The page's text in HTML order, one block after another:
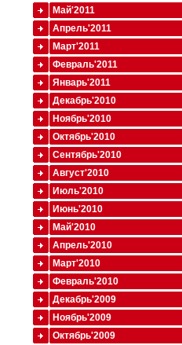
Май'2011
Апрель'2011
Март'2011
Февраль'2011
Январь'2011
Декабрь'2010
Ноябрь'2010
Октябрь'2010
Сентябрь'2010
Август'2010
Июль'2010
Июнь'2010
Май'2010
Апрель'2010
Март'2010
Февраль'2010
Декабрь'2009
Ноябрь'2009
Октябрь'2009